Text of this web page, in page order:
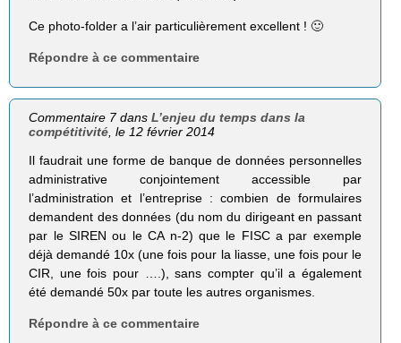
Ce photo-folder a l’air particulièrement excellent ! 🙂
Répondre à ce commentaire
Commentaire 7 dansL’enjeu du temps dans la
compétitivité , le 12 février 2014
Il faudrait une forme de banque de données personnelles
administrative conjointement accessible par
l’administration et l’entreprise : combien de formulaires
demandent des données (du nom du dirigeant en passant
par le SIREN ou le CA n-2) que le FISC a par exemple
déjà demandé 10x (une fois pour la liasse, une fois pour le
CIR, une fois pour ….), sans compter qu’il a également
été demandé 50x par toute les autres organismes.
Répondre à ce commentaire